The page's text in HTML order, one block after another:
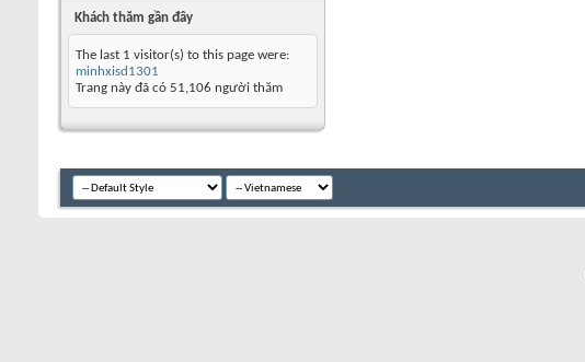
Khách thăm gần đây
The last 1 visitor(s) to this page were:
minhxisd1301
Trang này đã có 51,106 người thăm